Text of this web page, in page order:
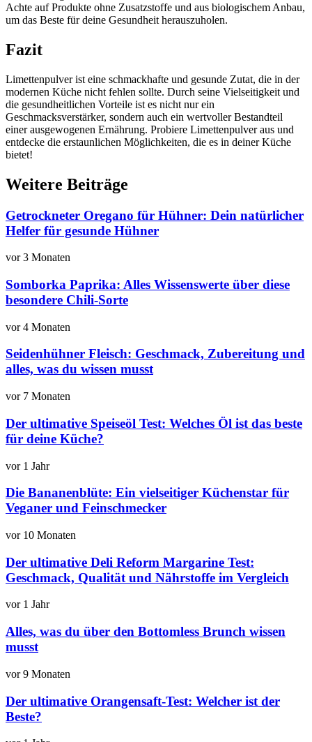
Achte auf Produkte ohne Zusatzstoffe und aus biologischem Anbau,
um das Beste für deine Gesundheit herauszuholen.
Fazit
Limettenpulver ist eine schmackhafte und gesunde Zutat, die in der
modernen Küche nicht fehlen sollte. Durch seine Vielseitigkeit und
die gesundheitlichen Vorteile ist es nicht nur ein
Geschmacksverstärker, sondern auch ein wertvoller Bestandteil
einer ausgewogenen Ernährung. Probiere Limettenpulver aus und
entdecke die erstaunlichen Möglichkeiten, die es in deiner Küche
bietet!
Weitere Beiträge
Getrockneter Oregano für Hühner: Dein natürlicher
Helfer für gesunde Hühner
vor 3 Monaten
Somborka Paprika: Alles Wissenswerte über diese
besondere Chili-Sorte
vor 4 Monaten
Seidenhühner Fleisch: Geschmack, Zubereitung und
alles, was du wissen musst
vor 7 Monaten
Der ultimative Speiseöl Test: Welches Öl ist das beste
für deine Küche?
vor 1 Jahr
Die Bananenblüte: Ein vielseitiger Küchenstar für
Veganer und Feinschmecker
vor 10 Monaten
Der ultimative Deli Reform Margarine Test:
Geschmack, Qualität und Nährstoffe im Vergleich
vor 1 Jahr
Alles, was du über den Bottomless Brunch wissen
musst
vor 9 Monaten
Der ultimative Orangensaft-Test: Welcher ist der
Beste?